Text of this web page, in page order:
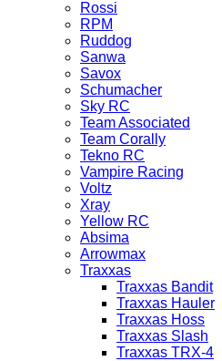
Rossi
RPM
Ruddog
Sanwa
Savox
Schumacher
Sky RC
Team Associated
Team Corally
Tekno RC
Vampire Racing
Voltz
Xray
Yellow RC
Absima
Arrowmax
Traxxas
Traxxas Bandit
Traxxas Hauler
Traxxas Hoss
Traxxas Slash
Traxxas TRX-4